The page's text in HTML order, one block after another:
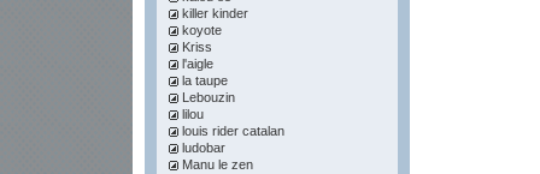
killer kinder
koyote
Kriss
l'aigle
la taupe
Lebouzin
lilou
louis rider catalan
ludobar
Manu le zen